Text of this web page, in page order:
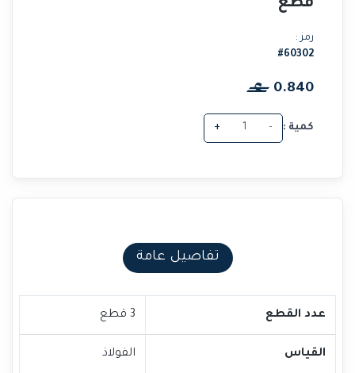
قطع
رمز :
#60302
0.840
كمية : -
+
تفاصيل عامة
عدد القطع 3 قطع
القياس الفولاذ